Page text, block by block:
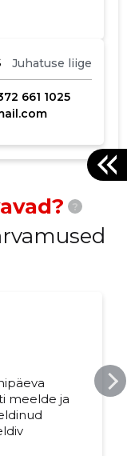
Juhatuse liige
661 1025
?
meelde ja